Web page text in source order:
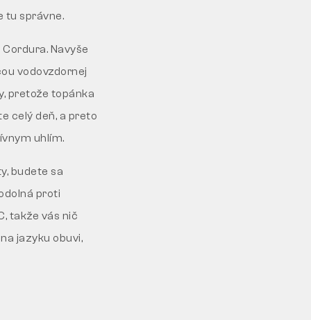
tu správne.
Navyše
vodovzdornej
pretože topánka
celý deň, a preto
uhlím.
budete sa
proti
takže vás nič
jazyku obuvi,